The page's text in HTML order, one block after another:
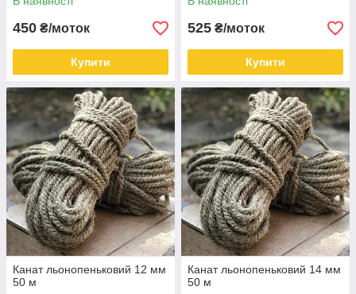
450 ₴/моток
Купити
525 ₴/моток
Купити
Канат льонопеньковий 12 мм
50 м
Канат льонопеньковий 14 мм
50 м